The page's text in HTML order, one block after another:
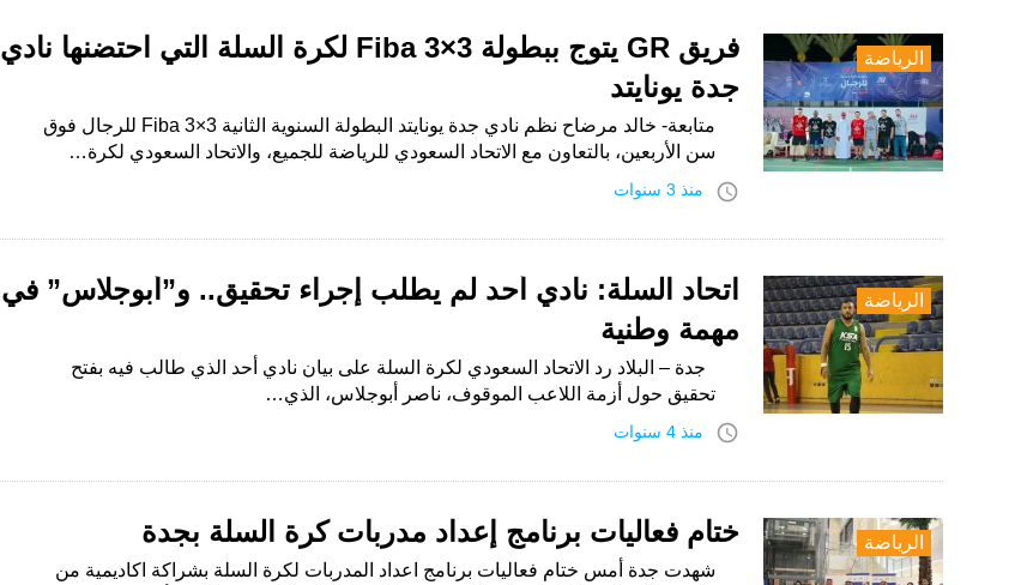
الرياضة
فريق GR يتوج ببطولة Fiba 3×3 لكرة السلة التي احتضنها نادي
جدة يونايتد
متابعة- خالد مرضاح نظم نادي جدة يونايتد البطولة السنوية الثانية Fiba 3×3 للرجال فوق
سن الأربعين، بالتعاون مع الاتحاد السعودي للرياضة للجميع، والاتحاد السعودي لكرة…
access_time منذ 3 سنوات
الرياضة
اتحاد السلة: نادي أحد لم يطلب إجراء تحقيق.. و”أبوجلاس” في
مهمة وطنية
جدة – البلاد رد الاتحاد السعودي لكرة السلة على بيان نادي أحد الذي طالب فيه بفتح
تحقيق حول أزمة اللاعب الموقوف، ناصر أبوجلاس، الذي…
access_time منذ 4 سنوات
الرياضة ختام فعاليات برنامج إعداد مدربات كرة السلة بجدة
شهدت جدة أمس ختام فعاليات برنامج اعداد المدربات لكرة السلة بشراكة اكاديمية من